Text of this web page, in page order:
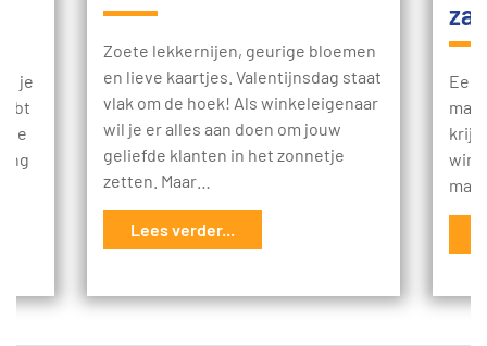
je
te
Zoete lekkernijen, geurige bloemen
en lieve kaartjes. Valentijnsdag staat
vlak om de hoek! Als winkeleigenaar
wil je er alles aan doen om jouw
geliefde klanten in het zonnetje
zetten. Maar…
Lees verder...
Een